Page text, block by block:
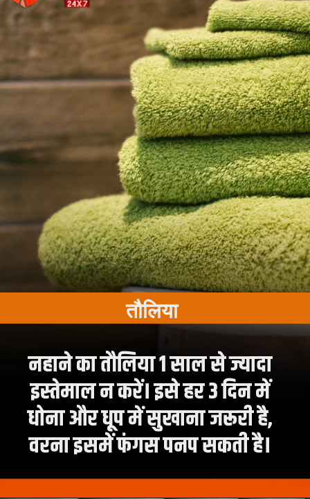
नहाने का तौलिया 1 साल से ज्यादा
इस्तेमाल न करें। इसे हर 3 दिन में
धोना और धूप में सुखाना जरूरी है,
वरना इसमें फंगस पनप सकती है।
तौलिया